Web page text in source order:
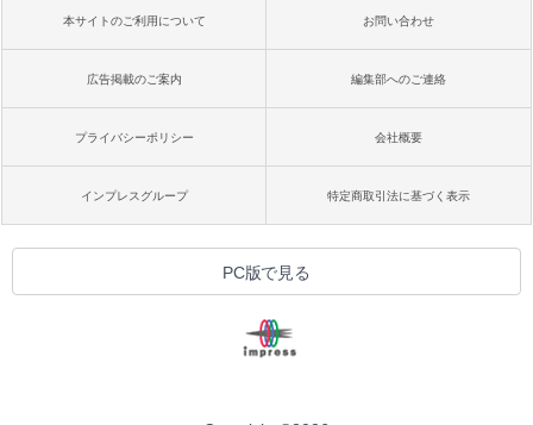
本サイトのご利用について お問い合わせ
広告掲載のご案内 編集部へのご連絡
プライバシーポリシー 会社概要
インプレスグループ 特定商取引法に基づく表示
PC版で見る